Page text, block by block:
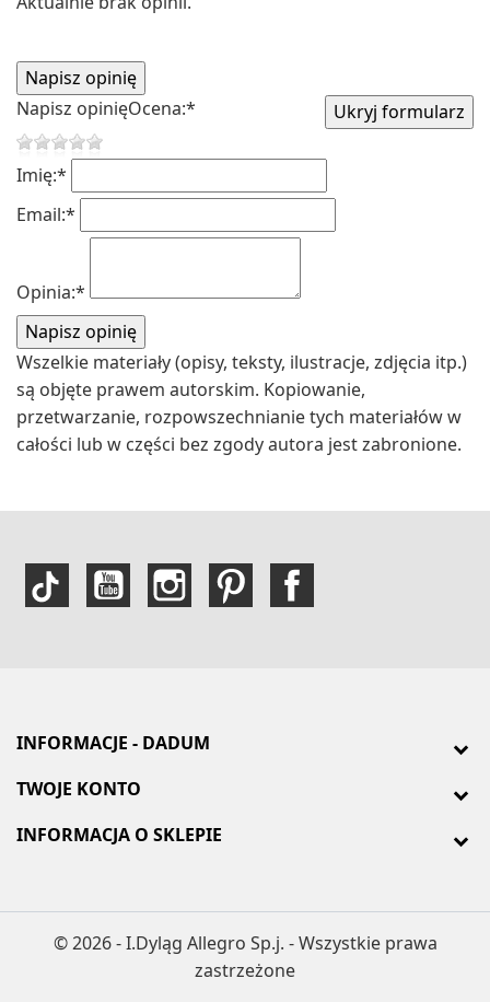
Napisz opinięOcena:*
Imię:*
Email:*
Opinia:*
Wszelkie materiały (opisy, teksty, ilustracje, zdjęcia itp.)
są objęte prawem autorskim. Kopiowanie,
przetwarzanie, rozpowszechnianie tych materiałów w
całości lub w części bez zgody autora jest zabronione.
INFORMACJE - DADUM
TWOJE KONTO
INFORMACJA O SKLEPIE
© 2026 - I.Dyląg Allegro Sp.j. - Wszystkie prawa
zastrzeżone